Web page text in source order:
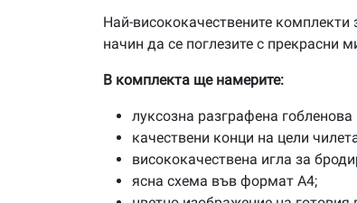
Най-висококачествените
начин да се поглезите с прекрасни
В комплекта ще намерите:
луксозна разграфена
качествени конци на цели
висококачествена игла за
ясна схема във формат А4;